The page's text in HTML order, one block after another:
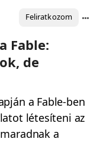
Feliratkozom
Fable:
de
a Fable-ben
létesíteni az
a